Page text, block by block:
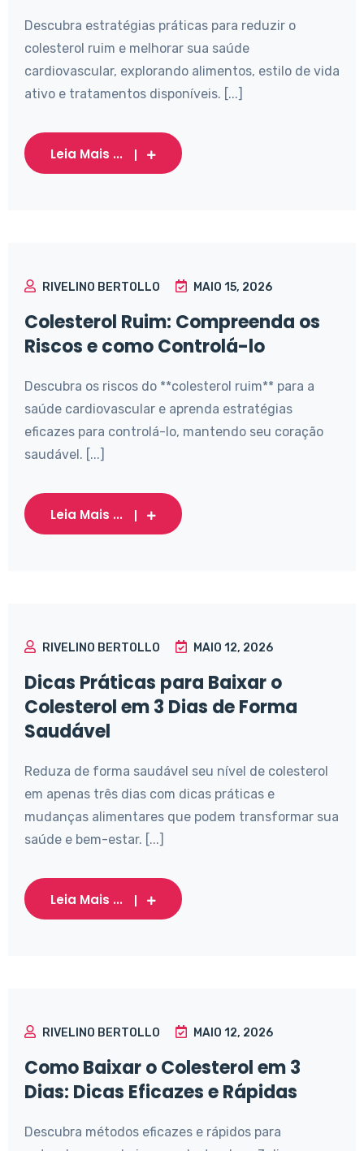
Descubra estratégias práticas para reduzir o
colesterol ruim e melhorar sua saúde
cardiovascular, explorando alimentos, estilo de vida
ativo e tratamentos disponíveis. [...]
Leia Mais ...
RIVELINO BERTOLLO MAIO 15, 2026
Colesterol Ruim: Compreenda os
Riscos e como Controlá-lo
Descubra os riscos do **colesterol ruim** para a
saúde cardiovascular e aprenda estratégias
eficazes para controlá-lo, mantendo seu coração
saudável. [...]
Leia Mais ...
RIVELINO BERTOLLO MAIO 12, 2026
Dicas Práticas para Baixar o
Colesterol em 3 Dias de Forma
Saudável
Reduza de forma saudável seu nível de colesterol
em apenas três dias com dicas práticas e
mudanças alimentares que podem transformar sua
saúde e bem-estar. [...]
Leia Mais ...
RIVELINO BERTOLLO MAIO 12, 2026
Como Baixar o Colesterol em 3
Dias: Dicas Eficazes e Rápidas
Descubra métodos eficazes e rápidos para